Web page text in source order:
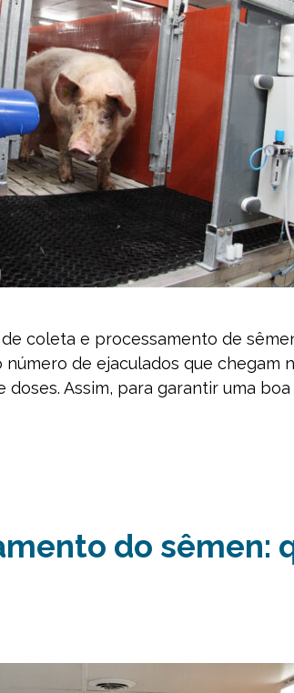
coleta e processamento de
de ejaculados que
Assim, para garantir uma
do sêmen: